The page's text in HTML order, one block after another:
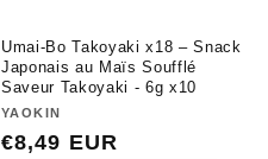
Umai-Bo Takoyaki x18 – Snack
Japonais au Maïs Soufflé
Saveur Takoyaki - 6g x10
Fournisseur :
YAOKIN
Prix
€8,49 EUR